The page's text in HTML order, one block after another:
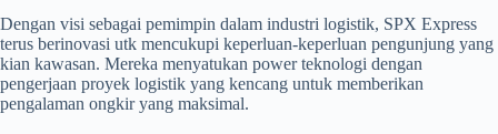
Dengan visi sebagai pemimpin dalam industri logistik, SPX Express
terus berinovasi utk mencukupi keperluan-keperluan pengunjung yang
kian kawasan. Mereka menyatukan power teknologi dengan
pengerjaan proyek logistik yang kencang untuk memberikan
pengalaman ongkir yang maksimal.